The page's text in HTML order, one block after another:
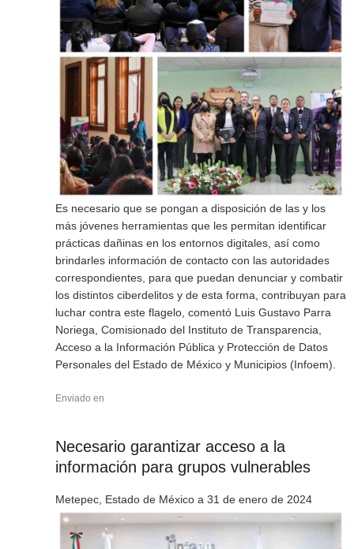
Es necesario que se pongan a disposición de las y los
más jóvenes herramientas que les permitan identificar
prácticas dañinas en los entornos digitales, así como
brindarles información de contacto con las autoridades
correspondientes, para que puedan denunciar y combatir
los distintos ciberdelitos y de esta forma, contribuyan para
luchar contra este flagelo, comentó Luis Gustavo Parra
Noriega, Comisionado del Instituto de Transparencia,
Acceso a la Información Pública y Protección de Datos
Personales del Estado de México y Municipios (Infoem).
Enviado en
Necesario garantizar acceso a la
información para grupos vulnerables
Metepec, Estado de México a 31 de enero de 2024